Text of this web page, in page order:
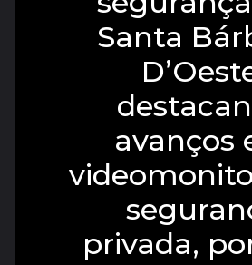
Santa
avanços
privada,